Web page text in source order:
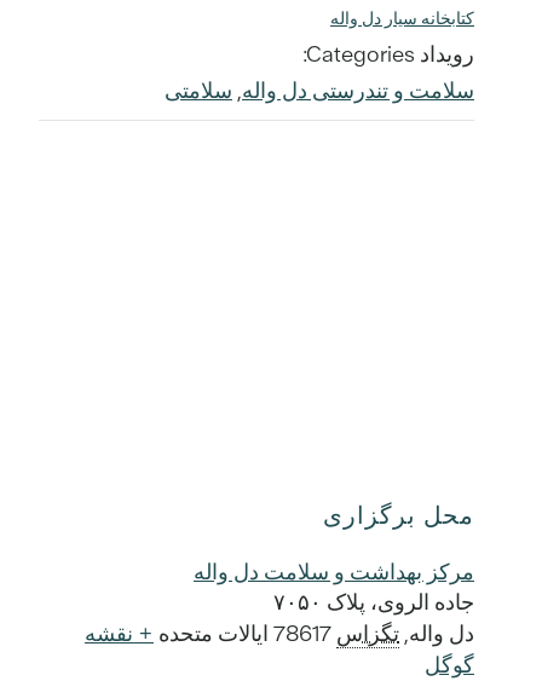
کتابخانه سیار دل واله
رویداد Categories:
سلامت و تندرستی دل واله, سلامتی
محل برگزاری
مرکز بهداشت و سلامت دل واله
جاده الروی، پلاک ۷۰۵۰
دل واله, تگزاس 78617 ایالات متحده + نقشه
گوگل